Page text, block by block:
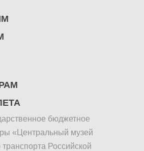
бюджетное
«Центральный музей
Российской